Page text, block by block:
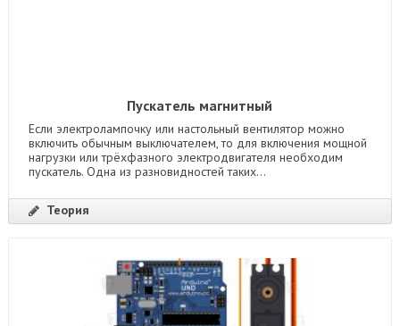
Пускатель магнитный
Если электролампочку или настольный вентилятор можно
включить обычным выключателем, то для включения мощной
нагрузки или трёхфазного электродвигателя необходим
пускатель. Одна из разновидностей таких...
Теория